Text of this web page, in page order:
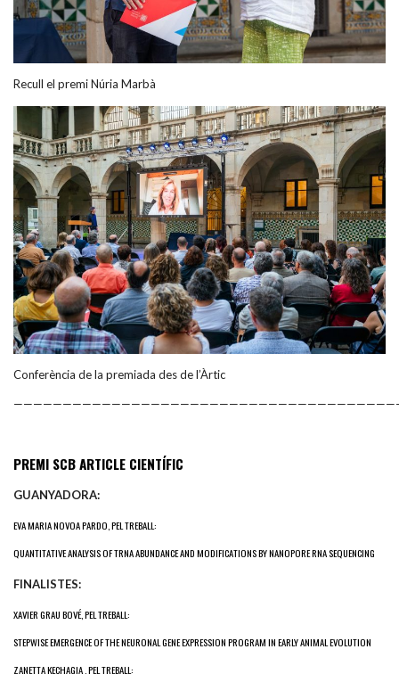
Recull el premi Núria Marbà
Conferència de la premiada des de l’Àrtic
PREMI SCB ARTICLE CIENTÍFIC
GUANYADORA:
EVA MARIA NOVOA PARDO, PEL TREBALL:
QUANTITATIVE ANALYSIS OF TRNA ABUNDANCE AND MODIFICATIONS BY NANOPORE RNA SEQUENCING
FINALISTES:
XAVIER GRAU BOVÉ, PEL TREBALL:
STEPWISE EMERGENCE OF THE NEURONAL GENE EXPRESSION PROGRAM IN EARLY ANIMAL EVOLUTION
ZANETTA KECHAGIA , PEL TREBALL: